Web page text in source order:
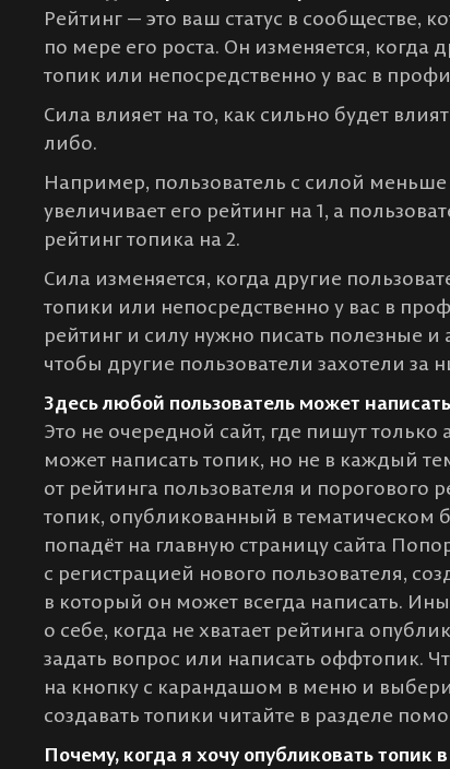
Рейтинг — это ваш статус в сообществе,
по мере его роста. Он изменяется, когда
топик или непосредственно у вас в
Сила влияет на то, как сильно будет
либо.
Например, пользователь с силой
увеличивает его рейтинг на 1, а
рейтинг топика на 2.
Сила изменяется, когда другие
топики или непосредственно у вас в
рейтинг и силу нужно писать полезные и
чтобы другие пользователи захотели за
Здесь любой пользователь может
Это не очередной сайт, где пишут
может написать топик, но не в каждый
от рейтинга пользователя и порогового
топик, опубликованный в тематическом
попадёт на главную страницу сайта
с регистрацией нового пользователя,
в который он может всегда написать.
о себе, когда не хватает рейтинга
задать вопрос или написать оффтопик.
на кнопку с карандашом в меню и
создавать топики читайте в разделе
Почему, когда я хочу опубликовать топик